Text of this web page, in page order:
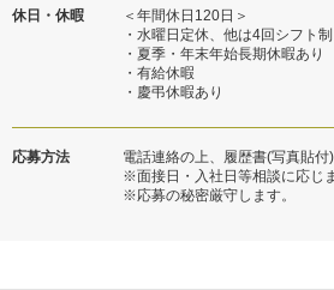
休日・休暇
＜年間休日120日＞
・水曜日定休、他は4回シフト制
・夏季・年末年始長期休暇あり
・有給休暇
・慶弔休暇あり
応募方法
電話連絡の上、履歴書(写真貼付)
※面接日・入社日等相談に応じま
※応募の秘密厳守します。